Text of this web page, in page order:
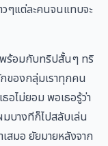
ๆแต่ละคนจนแทบจะ
พร้อมกับทริปสั้นๆ ทริ
องกลุ่มเราทุกคน
อไม่ยอม พอเธอรู้ว่า
มบางทีก็ไปสลับเล่น
สมอ ยัยมายหลังจาก